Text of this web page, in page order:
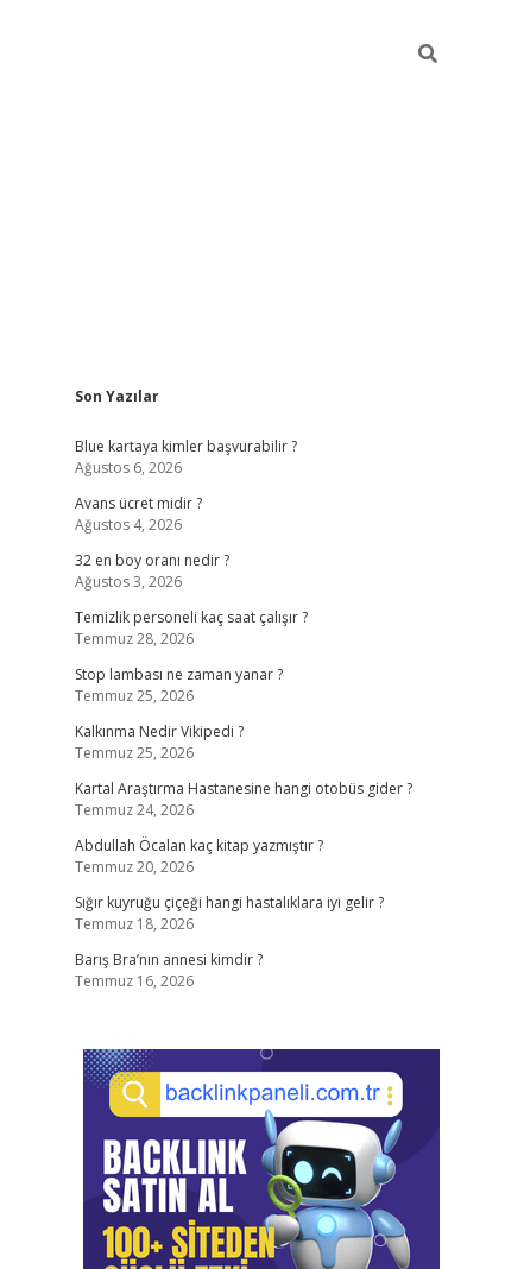
Sidebar
Son Yazılar
Blue kartaya kimler başvurabilir ?
Ağustos 6, 2026
Avans ücret midir ?
Ağustos 4, 2026
32 en boy oranı nedir ?
Ağustos 3, 2026
Temizlik personeli kaç saat çalışır ?
Temmuz 28, 2026
Stop lambası ne zaman yanar ?
Temmuz 25, 2026
Kalkınma Nedir Vikipedi ?
Temmuz 25, 2026
Kartal Araştırma Hastanesine hangi otobüs gider ?
Temmuz 24, 2026
Abdullah Öcalan kaç kitap yazmıştır ?
Temmuz 20, 2026
Sığır kuyruğu çiçeği hangi hastalıklara iyi gelir ?
Temmuz 18, 2026
Barış Bra’nın annesi kimdir ?
Temmuz 16, 2026